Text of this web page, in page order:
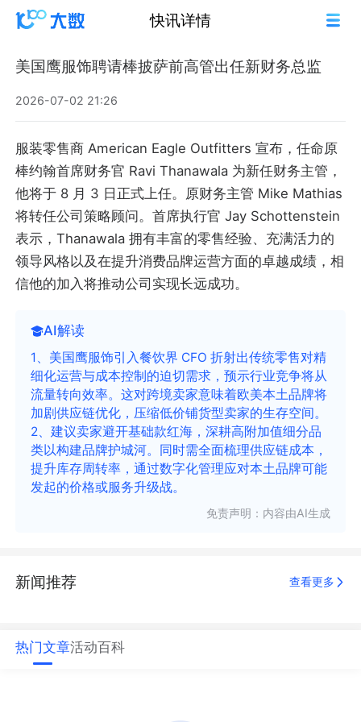
快讯详情
美国鹰服饰聘请棒披萨前高管出任新财务总监
2026-07-02 21:26
服装零售商 American Eagle Outfitters 宣布，任命原
棒约翰首席财务官 Ravi Thanawala 为新任财务主管，
他将于 8 月 3 日正式上任。原财务主管 Mike Mathias
将转任公司策略顾问。首席执行官 Jay Schottenstein
表示，Thanawala 拥有丰富的零售经验、充满活力的
领导风格以及在提升消费品牌运营方面的卓越成绩，相
信他的加入将推动公司实现长远成功。
AI解读
1、美国鹰服饰引入餐饮界 CFO 折射出传统零售对精
细化运营与成本控制的迫切需求，预示行业竞争将从
流量转向效率。这对跨境卖家意味着欧美本土品牌将
加剧供应链优化，压缩低价铺货型卖家的生存空间。
2、建议卖家避开基础款红海，深耕高附加值细分品
类以构建品牌护城河。同时需全面梳理供应链成本，
提升库存周转率，通过数字化管理应对本土品牌可能
发起的价格或服务升级战。
免责声明：内容由AI生成
新闻推荐 查看更多
热门文章活动百科